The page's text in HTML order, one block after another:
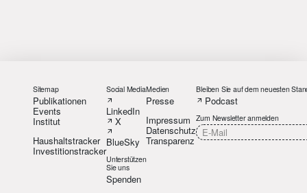
Sitemap
Publikationen
Events
Institut
Haushaltstracker
Investitionstracker
Social Media
LinkedIn
X
BlueSky
Unterstützen
Sie uns
Spenden
Medien
Presse
Impressum
Datenschutz
Transparenz
Bleiben Sie auf dem neuesten
Podcast
Zum Newsletter anmelden